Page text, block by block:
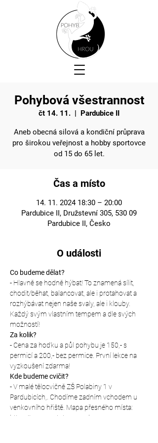
Pohybová všestrannost
čt 14. 11.
  |
Pardubice II
Aneb obecná silová a kondiční průprava
pro širokou veřejnost a hobby sportovce
od 15 do 65 let.
Čas a místo
14. 11. 2024 18:30 – 20:00
Pardubice II, Družstevní 305, 530 09
Pardubice II, Česko
O události
Co budeme dělat?
- Hlavně se hodně hýbat! To znamená sílit,
chodit/běhat, balancovat, ale i protahovat a
rozhýbávat nejen naše svaly, ale i klouby.
Každý svým vlastním tempem a dle svých
možností!
Za kolik?
- Cena za hoďku a půl pohybu je 150,- s
permicí a 200,- bez permice. První lekce na
vyzkoušení zdarma!
Kde budeme cvičit?
- V malé tělocvičně ZŠ Polabiny 1 v
Pardubicích,. Chodíme zadním vchodem u
venkovního hřiště. Mapa přesného místa:
https://mapy.cz/s/panepadanu